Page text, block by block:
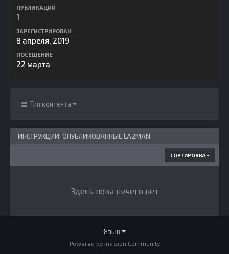
ПУБЛИКАЦИЙ
1
ЗАРЕГИСТРИРОВАН
8 апреля, 2019
ПОСЕЩЕНИЕ
22 марта
Тип контента
ИНСТРУКЦИИ, ОПУБЛИКОВАННЫЕ LA2MAN
СОРТИРОВКА
Здесь пока ничего нет
Язык
Powered by Invision Community